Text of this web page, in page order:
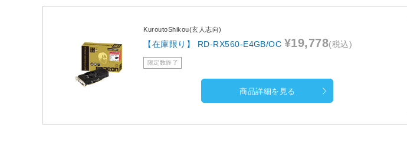
KuroutoShikou(玄人志向)
【在庫限り】 RD-RX560-E4GB/OC ¥19,778(税込)
限定数終了
商品詳細を見る